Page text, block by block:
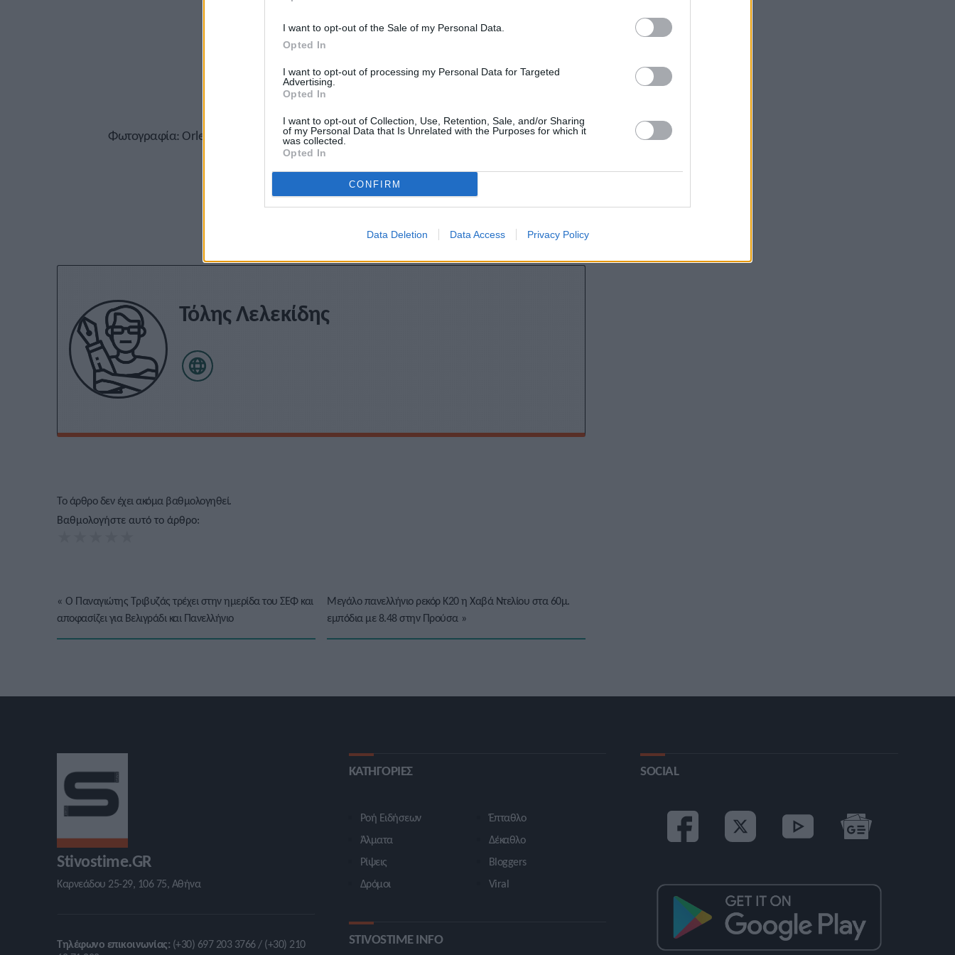
I want to opt-out of the Sale of my Personal Data.
Opted In
I want to opt-out of processing my Personal Data for Targeted
Advertising.
Opted In
I want to opt-out of Collection, Use, Retention, Sale, and/or Sharing
of my Personal Data that Is Unrelated with the Purposes for which it
was collected.
Opted In
CONFIRM
Data Deletion Data Access Privacy Policy
Φωτογραφία: Orlen Cup/ Marek Biczyk
Εγγραφείτε στο Stivostime των
Τόλης Λελεκίδης
Το άρθρο δεν έχει ακόμα βαθμολογηθεί.
Βαθμολογήστε αυτό το άρθρο:
« Ο Παναγιώτης Τριβυζάς τρέχει στην ημερίδα του ΣΕΦ και
αποφασίζει για Βελιγράδι και Πανελλήνιο
Μεγάλο πανελλήνιο ρεκόρ Κ20 η Χαβά Ντελίου στα 60μ.
εμπόδια με 8.48 στην Προύσα »
Stivostime.GR
Καρνεάδου 25-29, 106 75, Αθήνα
Τηλέφωνο επικοινωνίας: (+30) 697 203 3766 / (+30) 210
ΚΑΤΗΓΟΡΙΕΣ
Ροή Ειδήσεων
Άλματα
Ρίψεις
Δρόμοι
Έπταθλο
Δέκαθλο
Bloggers
Viral
STIVOSTIME INFO
SOCIAL